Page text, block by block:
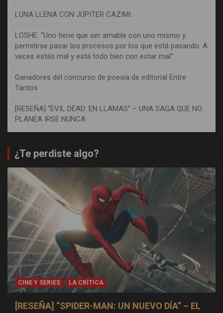
LUNA LLENA CON JÚPITER CAZIMI
LOSHE: “Uno tiene que ser amable con uno mismo y
permitirse pasar los procesos por los que está pasando. A
veces estás mal y está todo bien con estar mal”
Ganadores del concurso de poesía de editorial Entre
Tantos
[RESEÑA] “EVIL DEAD: EN LLAMAS” – UNA SAGA QUE NO
PLANEA IRSE NUNCA
¿Te perdiste algo?
CINE Y SERIES LA CRÍTICA
[RESEÑA] “SPIDER-MAN: UN NUEVO DÍA” – EL